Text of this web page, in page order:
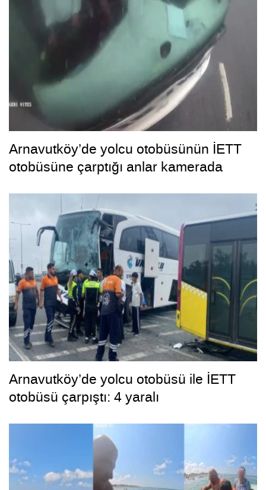
Arnavutköy’de yolcu otobüsünün İETT
otobüsüne çarptığı anlar kamerada
Arnavutköy’de yolcu otobüsü ile İETT
otobüsü çarpıştı: 4 yaralı